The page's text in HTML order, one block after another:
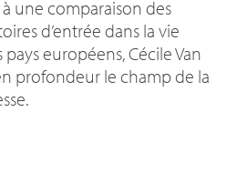
à une comparaison des
d’entrée dans la vie
européens, Cécile Van
profondeur le champ de la